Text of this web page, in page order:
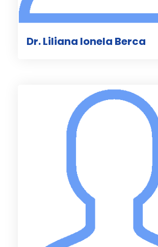
Dr. Liliana Ionela Berca